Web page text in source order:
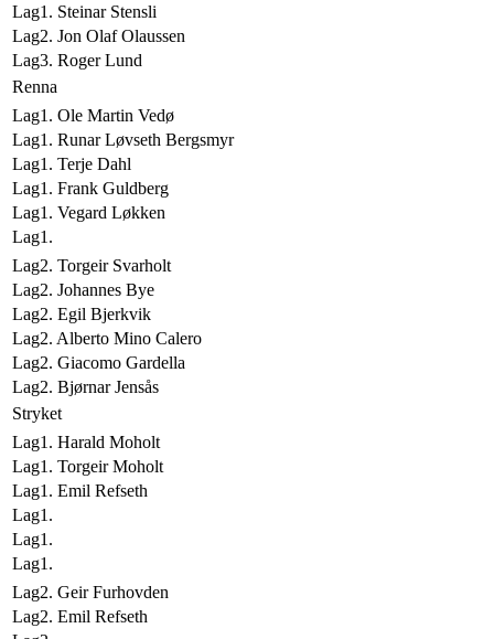
Lag1. Steinar Stensli
Lag2. Jon Olaf Olaussen
Lag3. Roger Lund
Renna
Lag1. Ole Martin Vedø
Lag1. Runar Løvseth Bergsmyr
Lag1. Terje Dahl
Lag1. Frank Guldberg
Lag1. Vegard Løkken
Lag1.
Lag2. Torgeir Svarholt
Lag2. Johannes Bye
Lag2. Egil Bjerkvik
Lag2. Alberto Mino Calero
Lag2. Giacomo Gardella
Lag2. Bjørnar Jensås
Stryket
Lag1. Harald Moholt
Lag1. Torgeir Moholt
Lag1. Emil Refseth
Lag1.
Lag1.
Lag1.
Lag2. Geir Furhovden
Lag2. Emil Refseth